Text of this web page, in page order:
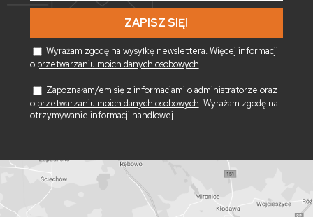
*
Wyrażam zgodę na wysyłkę newslettera. Więcej informacji
o przetwarzaniu moich danych osobowych
Zapoznałam/em się z informacjami o administratorze oraz
o przetwarzaniu moich danych osobowych. Wyrażam zgodę na
otrzymywanie informacji handlowej.